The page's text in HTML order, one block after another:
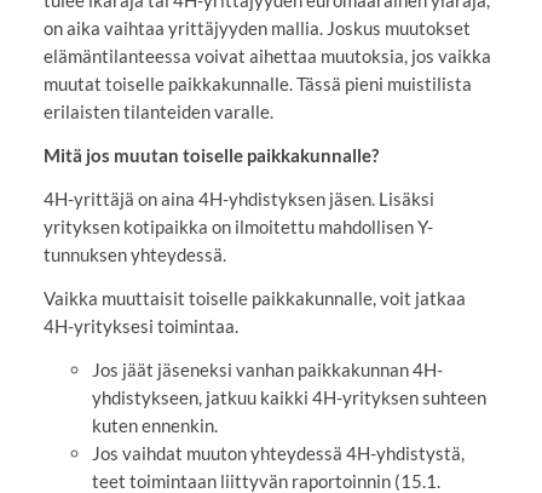
on aika vaihtaa yrittäjyyden mallia. Joskus muutokset
elämäntilanteessa voivat aihettaa muutoksia, jos vaikka
muutat toiselle paikkakunnalle. Tässä pieni muistilista
erilaisten tilanteiden varalle.
Mitä jos muutan toiselle paikkakunnalle?
4H-yrittäjä on aina 4H-yhdistyksen jäsen. Lisäksi
yrityksen kotipaikka on ilmoitettu mahdollisen Y-
tunnuksen yhteydessä.
Vaikka muuttaisit toiselle paikkakunnalle, voit jatkaa
4H-yrityksesi toimintaa.
Jos jäät jäseneksi vanhan paikkakunnan 4H-
yhdistykseen, jatkuu kaikki 4H-yrityksen suhteen
kuten ennenkin.
Jos vaihdat muuton yhteydessä 4H-yhdistystä,
teet toimintaan liittyvän raportoinnin (15.1.